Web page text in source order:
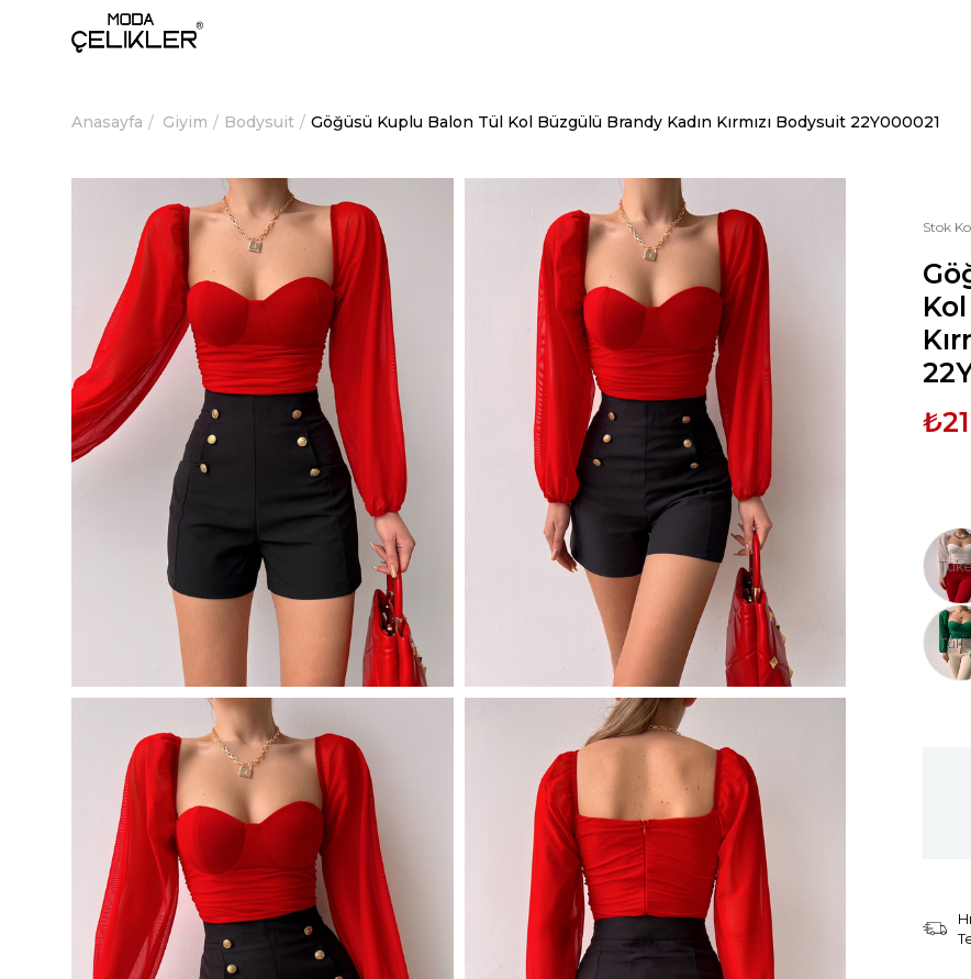
Anasayfa Giyim Bodysuit Göğüsü Kuplu Balon Tül Kol Büzgülü Brandy Kadın Kırmızı Bodysuit 22Y000021
Stok